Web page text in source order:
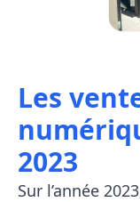
Les
2023
Sur l’année